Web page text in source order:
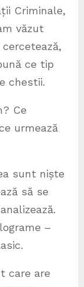
Criminale,
văzut
ce tip
chestii.
Ce
urmează
sunt niște
să se
–
care are